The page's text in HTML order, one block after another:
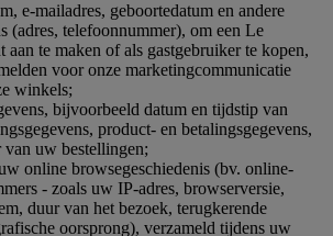
e-mailadres, geboortedatum en andere
(adres, telefoonnummer), om een Le
aan te maken of als gastgebruiker te kopen,
voor onze marketingcommunicatie
winkels;
bijvoorbeeld datum en tijdstip van
product- en betalingsgegevens,
van uw bestellingen;
online browsegeschiedenis (bv. online-
- zoals uw IP-adres, browserversie,
duur van het bezoek, terugkerende
oorsprong), verzameld tijdens uw